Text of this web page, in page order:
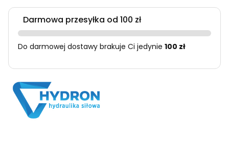
Darmowa przesyłka od 100 zł
Do darmowej dostawy brakuje Ci jedynie 100 zł